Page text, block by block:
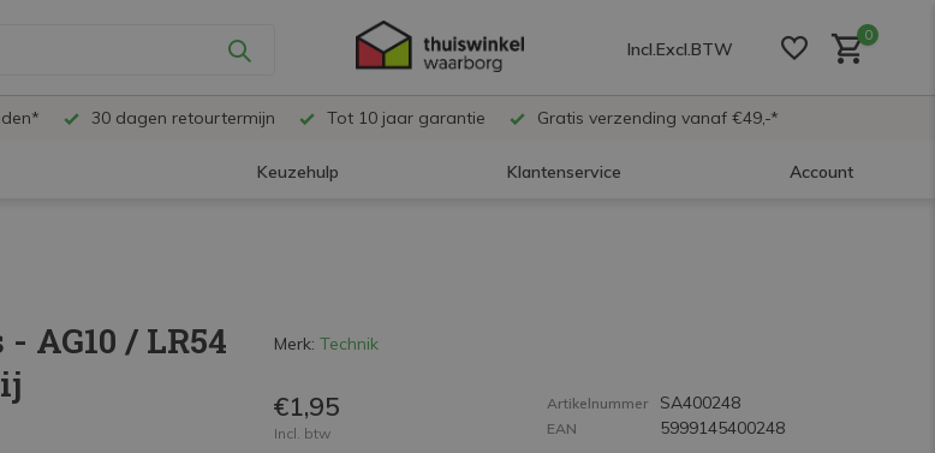
Incl.Excl.BTW
0
30 dagen retourtermijn Tot 10 jaar garantie Gratis verzending vanaf €49,-*
Keuzehulp Klantenservice Account
AG10 / LR54
Merk: Technik
€1,95
Incl. btw
Artikelnummer SA400248
EAN 5999145400248